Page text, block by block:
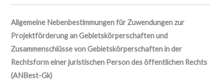
Allgemeine Nebenbestimmungen für Zuwendungen zur
Projektförderung an Gebietskörperschaften und
Zusammenschlüsse von Gebietskörperschaften in der
Rechtsform einer juristischen Person des öffentlichen Rechts
(ANBest-Gk)